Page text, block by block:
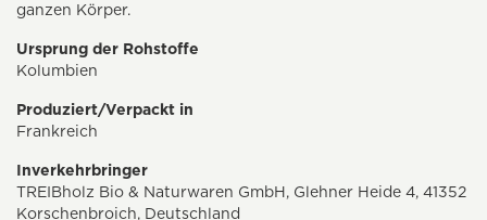
ganzen Körper.
Ursprung der Rohstoffe
Kolumbien
Produziert/Verpackt in
Frankreich
Inverkehrbringer
TREIBholz Bio & Naturwaren GmbH, Glehner Heide 4, 41352
Korschenbroich, Deutschland